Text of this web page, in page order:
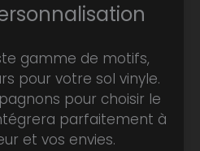
gamme de motifs,
pour votre sol vinyle.
pour choisir le
parfaitement à
et vos envies.